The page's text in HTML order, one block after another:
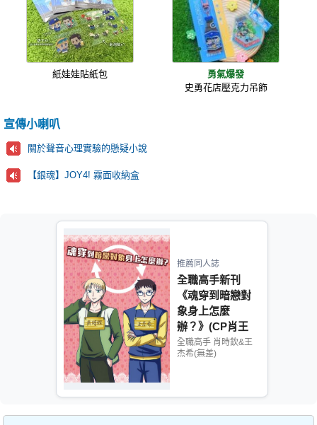
紙娃娃貼紙包
勇氣爆發
史勇花店壓克力吊飾
宣傳小喇叭
關於聲音心理實驗的懸疑小說
【銀魂】JOY4! 霧面收納盒
推薦同人誌
全職高手新刊
《魂穿到暗戀對
象身上怎麼
辦？》(CP肖王
肖)
全職高手 肖時欽&王
杰希(無差)